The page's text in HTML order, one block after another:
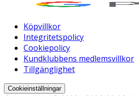
Köpvillkor
Integritetspolicy
Cookiepolicy
Kundklubbens medlemsvillkor
Tillgänglighet
Cookieinställningar